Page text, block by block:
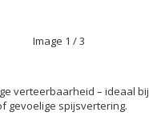
Image 1 / 3
verteerbaarheid – ideaal bij
gevoelige spijsvertering.